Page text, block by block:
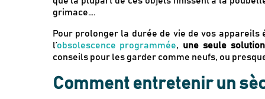
grimace….
Pour prolonger la durée de vie de vos
l’obsolescence programmée, une seule
conseils pour les garder comme neufs, ou
Comment entretenir un